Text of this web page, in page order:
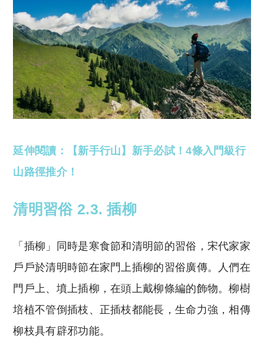
延伸閱讀：【新手行山】新手必試！4條入門級行
山路徑推介！
清明習俗 2.3. 插柳
「插柳」同時是寒食節和清明節的習俗，宋代家家
戶戶於清明時節在家門上插柳的習俗廣傳。人們在
門戶上、墳上插柳，在頭上戴柳條編的飾物。柳樹
培植不管倒插枝、正插枝都能長，生命力強，相傳
柳枝具有辟邪功能。